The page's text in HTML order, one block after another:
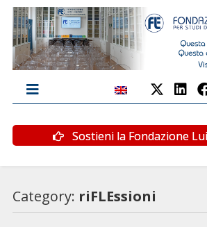
Sostieni la Fondazione
Category: riFLEssioni